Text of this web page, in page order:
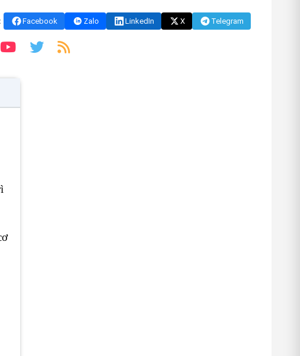
Facebook Zalo LinkedIn X Telegram